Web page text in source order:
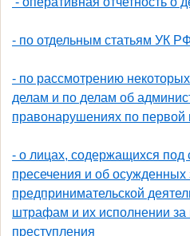
- по отдельным статьям УК
- по рассмотрению
делам и по делам об
правонарушениях по первой
- о лицах, содержащихся под
пресечения и об
предпринимательской
штрафам и их исполнении за
преступления